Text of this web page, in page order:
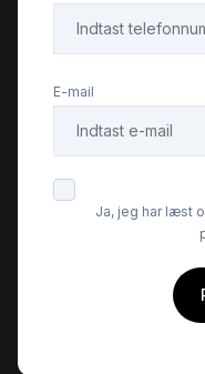
E-mail
Ja, jeg har læst